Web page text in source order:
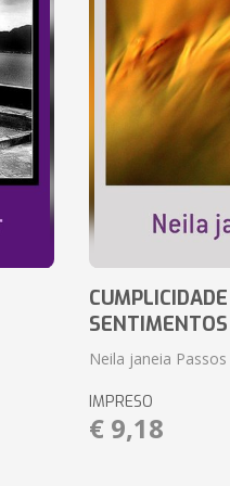
SENTIMENTOS
Neila janeia Passos
IMPRESO
€ 9,18